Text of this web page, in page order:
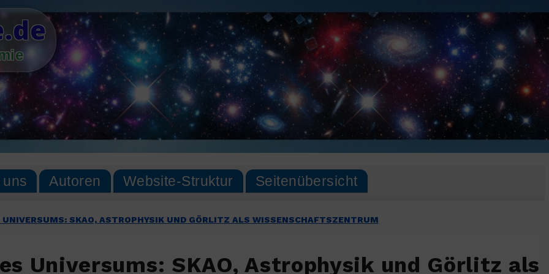
uns Autoren Website-Struktur Seitenübersicht
UNIVERSUMS: SKAO, ASTROPHYSIK UND GÖRLITZ ALS WISSENSCHAFTSZENTRUM
Universums: SKAO, Astrophysik und Görlitz als